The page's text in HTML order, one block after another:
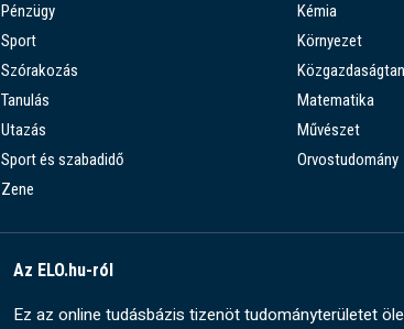
Pénzügy
Sport
Szórakozás
Tanulás
Utazás
Sport és szabadidő
Zene
Kémia
Környezet
Matematika
Művészet
Orvostudomány
Az ELO.hu-ról
Ez az online tudásbázis tizenöt tudományterületet